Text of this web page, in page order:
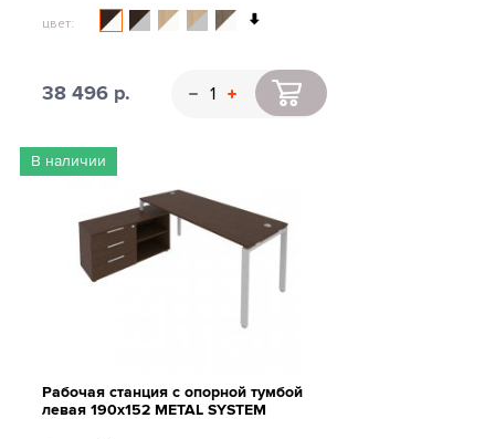
цвет:
38 496 р.
В наличии
Рабочая станция с опорной тумбой
левая 190х152 METAL SYSTEM